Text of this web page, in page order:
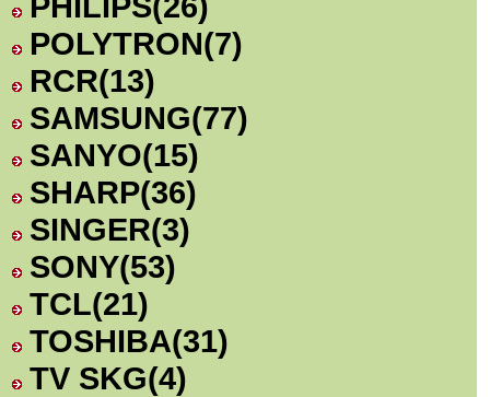
POLYTRON(7)
RCR(13)
SAMSUNG(77)
SANYO(15)
SHARP(36)
SINGER(3)
SONY(53)
TCL(21)
TOSHIBA(31)
TV SKG(4)